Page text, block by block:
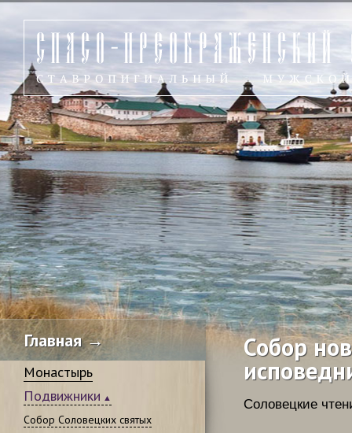
Главная →
Монастырь
Подвижники
Собор Соловецких святых
Собор
Соловецкие